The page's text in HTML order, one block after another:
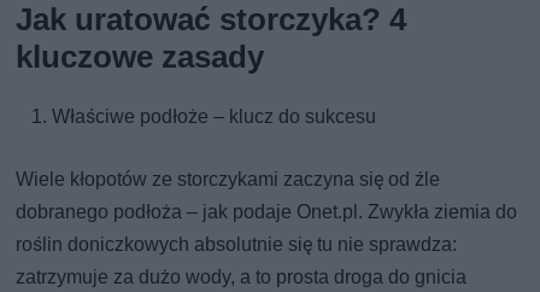
Jak uratować storczyka? 4
kluczowe zasady
Właściwe podłoże – klucz do sukcesu
Wiele kłopotów ze storczykami zaczyna się od źle
dobranego podłoża – jak podaje Onet.pl. Zwykła ziemia do
roślin doniczkowych absolutnie się tu nie sprawdza:
zatrzymuje za dużo wody, a to prosta droga do gnicia